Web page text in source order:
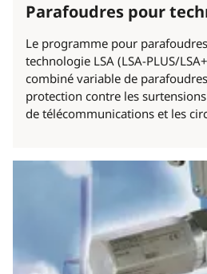
Parafoudres pour
Le programme pour
technologie LSA (LSA-PLUS/
combiné variable de
protection contre les
de télécommunications et les